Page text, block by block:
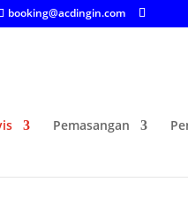
booking@acdingin.com
Pemasangan